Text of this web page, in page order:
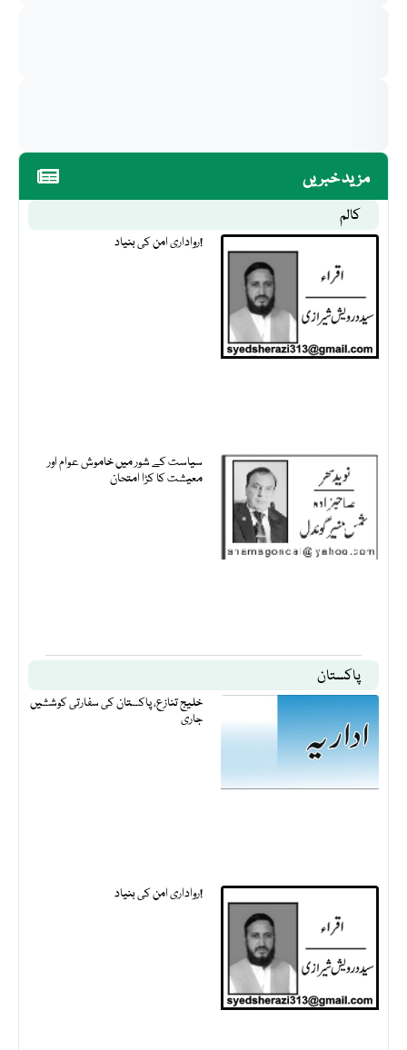
مزید خبریں
کالم
رواداری امن کی بنیاد!
سیاست کے شور میں خاموش عوام اور
معیشت کا کڑا امتحان
پاکستان
خلیج تنازع، پاکستان کی سفارتی کوششیں
جاری
رواداری امن کی بنیاد!